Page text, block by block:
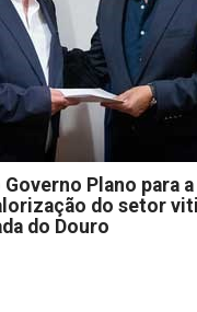
Governo Plano para
do setor
do Douro